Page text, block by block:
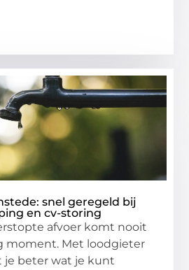
snel geregeld bij
en cv-storing
afvoer komt nooit
moment. Met loodgieter
je beter wat je kunt